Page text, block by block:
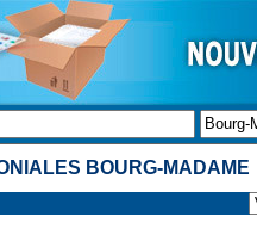
BOURG-MADAME